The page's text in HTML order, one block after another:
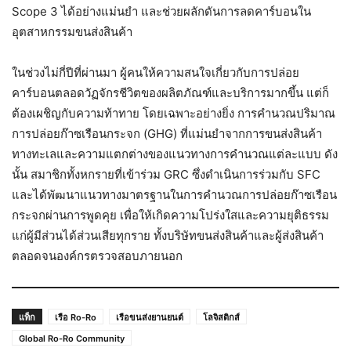
Scope 3 ได้อย่างแม่นยำ และช่วยผลักดันการลดคาร์บอนใน
อุตสาหกรรมขนส่งสินค้า
ในช่วงไม่กี่ปีที่ผ่านมา ผู้คนให้ความสนใจเกี่ยวกับการปล่อย
คาร์บอนตลอดวัฏจักรชีวิตของผลิตภัณฑ์และบริการมากขึ้น แต่ก็
ต้องเผชิญกับความท้าทาย โดยเฉพาะอย่างยิ่ง การคำนวณปริมาณ
การปล่อยก๊าซเรือนกระจก (GHG) ที่แม่นยำจากการขนส่งสินค้า
ทางทะเลและความแตกต่างของแนวทางการคำนวณแต่ละแบบ ดัง
นั้น สมาชิกทั้งหกรายที่เข้าร่วม GRC ซึ่งดำเนินการร่วมกับ SFC
และได้พัฒนาแนวทางมาตรฐานในการคำนวณการปล่อยก๊าซเรือน
กระจกผ่านการพูดคุย เพื่อให้เกิดความโปร่งใสและความยุติธรรม
แก่ผู้มีส่วนได้ส่วนเสียทุกราย ทั้งบริษัทขนส่งสินค้าและผู้ส่งสินค้า
ตลอดจนองค์กรตรวจสอบภายนอก
แท็ก เรือ Ro-Ro เรือขนส่งยานยนต์
โลจิสติกส์
Global Ro-Ro Community